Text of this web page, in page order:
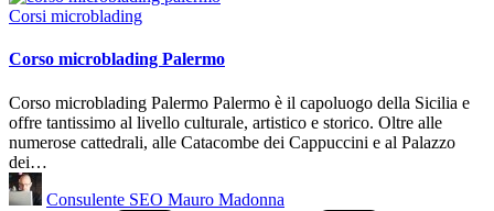
Posted
Corsi microblading
Corso microblading Palermo
Corso microblading Palermo Palermo è il capoluogo della Sicilia e
offre tantissimo al livello culturale, artistico e storico. Oltre alle
numerose cattedrali, alle Catacombe dei Cappuccini e al Palazzo
dei…
Posted
by
Consulente SEO Mauro Madonna